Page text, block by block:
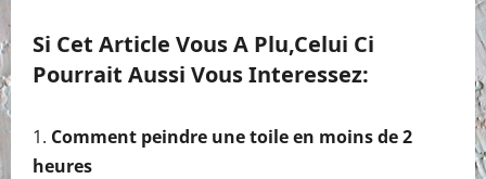
Si Cet Article Vous A Plu,celui Ci
Pourrait Aussi Vous Interessez:
Comment peindre une toile en moins de 2
heures